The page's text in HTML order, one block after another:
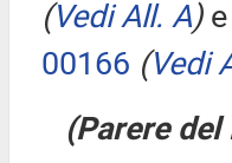
(Vedi All. A)e
00166 (Vedi
(Parere